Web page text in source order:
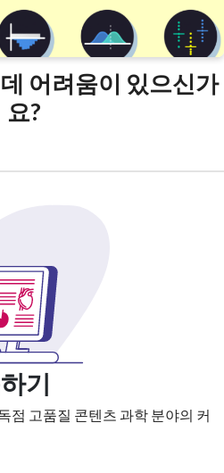
어려움이 있으신가
요?
기
점 고품질 콘텐츠 과학 분야의 커